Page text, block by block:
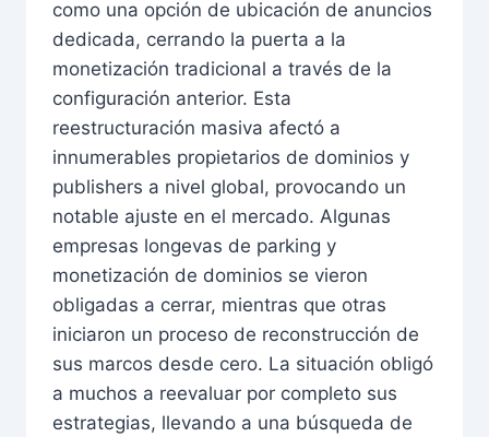
como una opción de ubicación de anuncios
dedicada, cerrando la puerta a la
monetización tradicional a través de la
configuración anterior. Esta
reestructuración masiva afectó a
innumerables propietarios de dominios y
publishers a nivel global, provocando un
notable ajuste en el mercado. Algunas
empresas longevas de parking y
monetización de dominios se vieron
obligadas a cerrar, mientras que otras
iniciaron un proceso de reconstrucción de
sus marcos desde cero. La situación obligó
a muchos a reevaluar por completo sus
estrategias, llevando a una búsqueda de